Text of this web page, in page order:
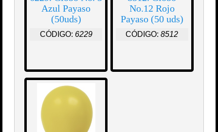
Azul Payaso
(50uds)
CÓDIGO: 6229
No.12 Rojo
Payaso (50 uds)
CÓDIGO: 8512